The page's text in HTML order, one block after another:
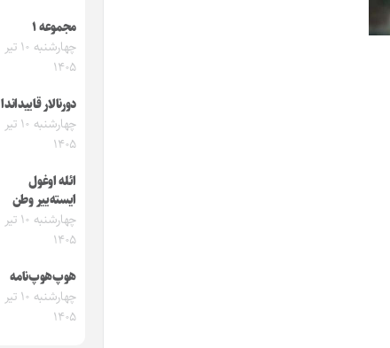
مجموعه ۱
چهارشنبه ۱۰ تیر
۱۴۰۵
دورنالار قاییداندا
چهارشنبه ۱۰ تیر
۱۴۰۵
ائله اوغول
ایسته‌ییر وطن
چهارشنبه ۱۰ تیر
۱۴۰۵
هوپ‌هوپ‌نامه
چهارشنبه ۱۰ تیر
۱۴۰۵